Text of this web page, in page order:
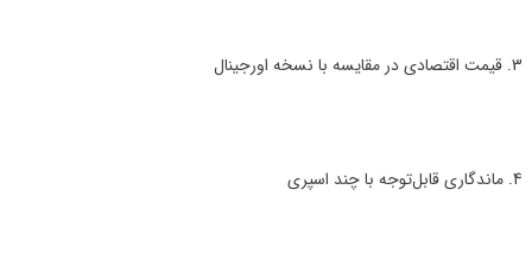
3. قیمت اقتصادی در مقایسه با نسخه اورجینال
4. ماندگاری قابل‌توجه با چند اسپری